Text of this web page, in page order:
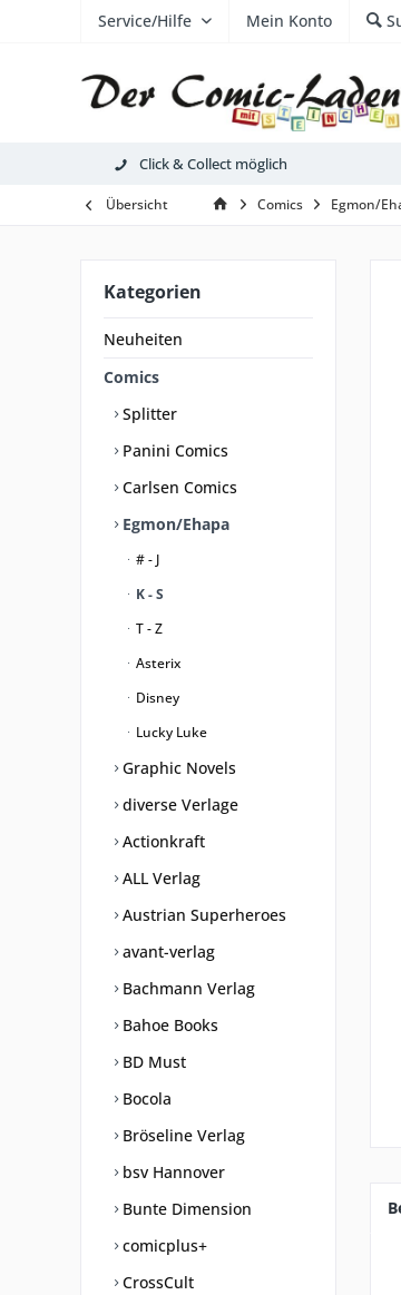
Service/Hilfe Mein Konto
Click & Collect möglich
Übersicht Comics Egmon/
Kategorien
Neuheiten
Comics
Splitter
Panini Comics
Carlsen Comics
Egmon/Ehapa
# - J
K - S
T - Z
Asterix
Disney
Lucky Luke
Graphic Novels
diverse Verlage
Actionkraft
ALL Verlag
Austrian Superheroes
avant-verlag
Bachmann Verlag
Bahoe Books
BD Must
Bocola
Bröseline Verlag
bsv Hannover
Bunte Dimension
comicplus+
CrossCult